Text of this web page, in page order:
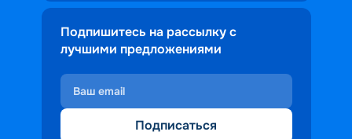
проникнуться исконно русским
духом.
Подпишитесь на рассылку с
лучшими предложениями
Подписаться